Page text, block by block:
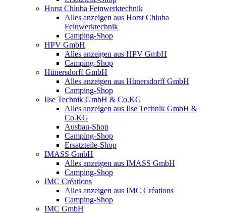
Horst Chluba Feinwerktechnik
Alles anzeigen aus Horst Chluba
Feinwerktechnik
Camping-Shop
HPV GmbH
Alles anzeigen aus HPV GmbH
Camping-Shop
Hünersdorff GmbH
Alles anzeigen aus Hünersdorff GmbH
Camping-Shop
Ilse Technik GmbH & Co.KG
Alles anzeigen aus Ilse Technik GmbH &
Co.KG
Ausbau-Shop
Camping-Shop
Ersatzteile-Shop
IMASS GmbH
Alles anzeigen aus IMASS GmbH
Camping-Shop
IMC Créations
Alles anzeigen aus IMC Créations
Camping-Shop
IMC GmbH